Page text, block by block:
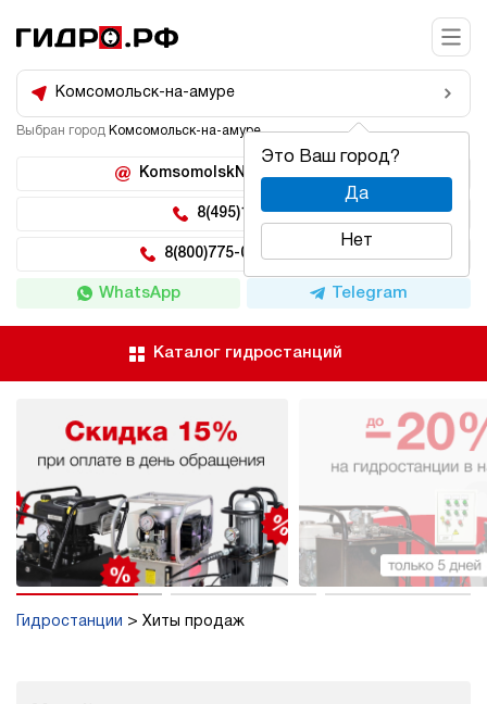
Комсомольск-на-амуре
Это Ваш город?
Да
Нет
Выбран город Комсомольск-на-амуре
KomsomolskNaAmure@hidro.ru
8(495)150-04-62
8(800)775-04-62 доб 222
WhatsApp Telegram
Каталог гидростанций
Гидростанции Хиты продаж